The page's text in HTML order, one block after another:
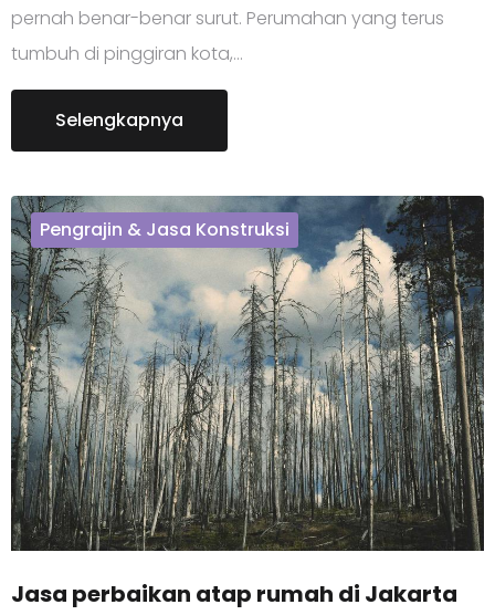
pernah benar-benar surut. Perumahan yang terus
tumbuh di pinggiran kota,…
Selengkapnya
Pengrajin & Jasa Konstruksi
Jasa perbaikan atap rumah di Jakarta